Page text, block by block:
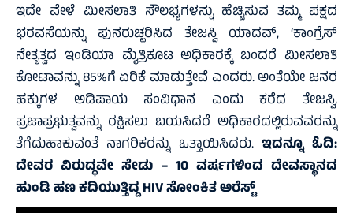
ಇದೇ ವೇಳೆ ಮೀಸಲಾತಿ ಸೌಲಭ್ಯಗಳನ್ನು ಹೆಚ್ಚಿಸುವ ತಮ್ಮ ಪಕ್ಷದ
ಭರವಸೆಯನ್ನು ಪುನರುಚ್ಛರಿಸಿದ ತೇಜಸ್ವಿ ಯಾದವ್, ‘ಕಾಂಗ್ರೆಸ್
ನೇತೃತ್ವದ ಇಂಡಿಯಾ ಮೈತ್ರಿಕೂಟ ಅಧಿಕಾರಕ್ಕೆ ಬಂದರೆ ಮೀಸಲಾತಿ
ಕೋಟಾವನ್ನು 85%ಗೆ ಏರಿಕೆ ಮಾಡುತ್ತೇವೆ ಎಂದರು. ಅಂತೆಯೇ ಜನರ
ಹಕ್ಕುಗಳ ಅಡಿಪಾಯ ಸಂವಿಧಾನ ಎಂದು ಕರೆದ ತೇಜಸ್ವಿ,
ಪ್ರಜಾಪ್ರಭುತ್ವವನ್ನು ರಕ್ಷಿಸಲು ಬಯಸಿದರೆ ಅಧಿಕಾರದಲ್ಲಿರುವವರನ್ನು
ತೆಗೆದುಹಾಕುವಂತೆ ನಾಗರಿಕರನ್ನು ಒತ್ತಾಯಿಸಿದರು. ಇದನ್ನೂ ಓದಿ:
ದೇವರ ವಿರುದ್ಧವೇ ಸೇಡು – 10 ವರ್ಷಗಳಿಂದ ದೇವಸ್ಥಾನದ
ಹುಂಡಿ ಹಣ ಕದಿಯುತ್ತಿದ್ದ HIV ಸೋಂಕಿತ ಅರೆಸ್ಟ್